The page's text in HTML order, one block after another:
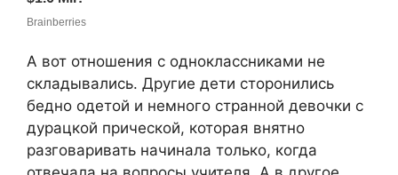
А вот отношения с одноклассниками не
складывались. Другие дети сторонились
бедно одетой и немного странной девочки с
дурацкой прической, которая внятно
разговаривать начинала только, когда